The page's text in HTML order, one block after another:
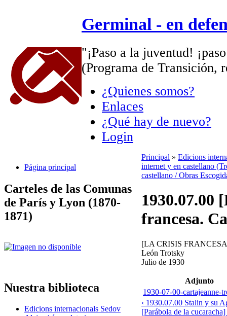
Germinal - en
"¡Paso a la juventud!
(Programa de Transición,
¿Quienes somos?
Enlaces
¿Qué hay de nuevo?
Login
Página principal
Carteles de las Comunas
de París y Lyon (1870-
1871)
Nuestra biblioteca
Edicions internacionals Sedov
Principal » Edicions
internet y en castellano
castellano / Obras
1930.07.00
francesa.
[LA CRISIS
León Trotsky
Julio de 1930
Adjunto
1930-07-00-cartajeanne-
‹ 1930.07.00 Stalin y su
[Parábola de la cucaracha]